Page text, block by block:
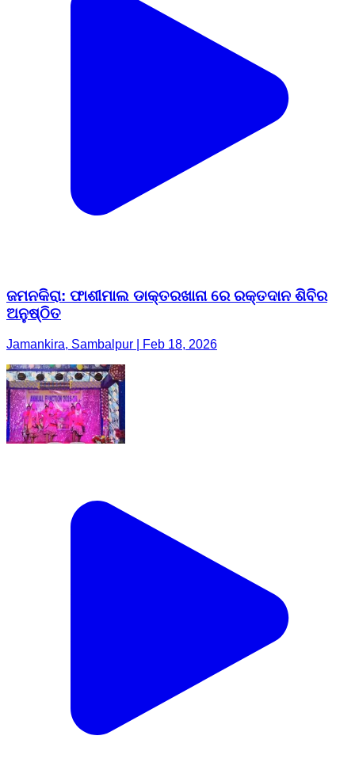
ଜମନକିରା: ଫାଶୀମାଲ ଡାକ୍ତରଖାନା ରେ ରକ୍ତଦାନ ଶିବିର
ଅନୁଷ୍ଠିତ
Jamankira, Sambalpur | Feb 18, 2026